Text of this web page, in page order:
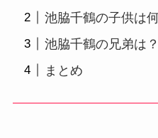
池脇千鶴の子供は
池脇千鶴の兄弟は？
まとめ